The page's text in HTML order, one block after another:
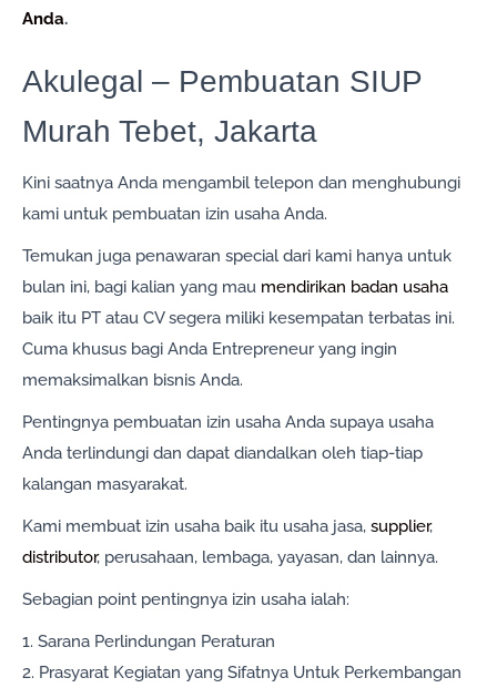
Anda.
Akulegal – Pembuatan SIUP
Murah Tebet, Jakarta
Kini saatnya Anda mengambil telepon dan menghubungi
kami untuk pembuatan izin usaha Anda.
Temukan juga penawaran special dari kami hanya untuk
bulan ini, bagi kalian yang mau mendirikan badan usaha
baik itu PT atau CV segera miliki kesempatan terbatas ini.
Cuma khusus bagi Anda Entrepreneur yang ingin
memaksimalkan bisnis Anda.
Pentingnya pembuatan izin usaha Anda supaya usaha
Anda terlindungi dan dapat diandalkan oleh tiap-tiap
kalangan masyarakat.
Kami membuat izin usaha baik itu usaha jasa, supplier,
distributor, perusahaan, lembaga, yayasan, dan lainnya.
Sebagian point pentingnya izin usaha ialah:
1. Sarana Perlindungan Peraturan
2. Prasyarat Kegiatan yang Sifatnya Untuk Perkembangan